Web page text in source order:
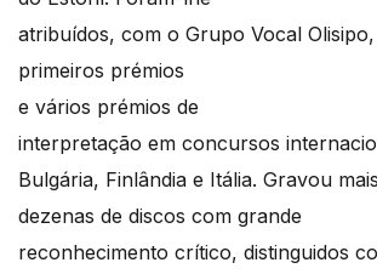
atribuídos, com o Grupo Vocal
primeiros prémios
e vários prémios de
interpretação em concursos
Bulgária, Finlândia e Itália. Gravou
dezenas de discos com grande
reconhecimento crítico, distinguidos